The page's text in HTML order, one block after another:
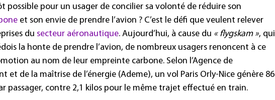
possible pour un usager de concilier sa volonté de réduire son
et son envie de prendre l’avion ? C’est le défi que veulent relever
du secteur aéronautique. Aujourd’hui, à cause du « flygskam », qui
la honte de prendre l’avion, de nombreux usagers renoncent à ce
au nom de leur empreinte carbone. Selon l’Agence de
et de la maîtrise de l’énergie (Ademe), un vol Paris Orly-Nice génère 86
passager, contre 2,1 kilos pour le même trajet effectué en train.